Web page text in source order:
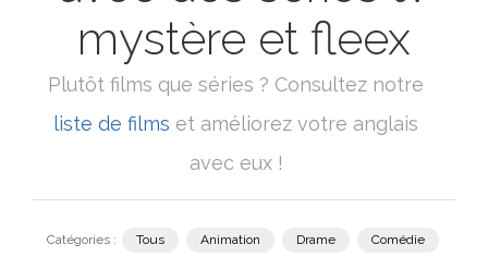
mystère et fleex
Plutôt films que séries ? Consultez notre
liste de films et améliorez votre anglais
avec eux !
Catégories : Tous Animation Drame Comédie